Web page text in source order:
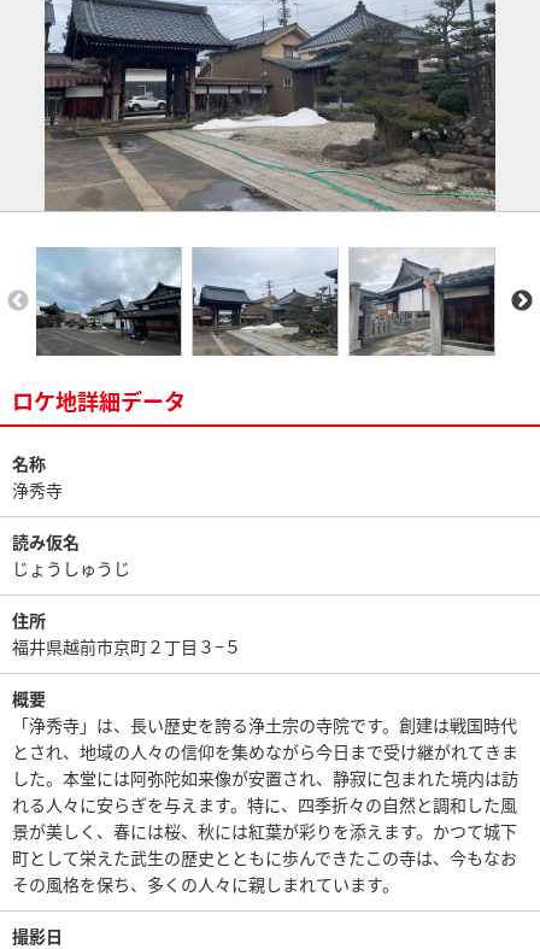
ロケ地詳細データ
名称
浄秀寺
読み仮名
じょうしゅうじ
住所
福井県越前市京町２丁目３−５
概要
「浄秀寺」は、長い歴史を誇る浄土宗の寺院です。創建は戦国時代
とされ、地域の人々の信仰を集めながら今日まで受け継がれてきま
した。本堂には阿弥陀如来像が安置され、静寂に包まれた境内は訪
れる人々に安らぎを与えます。特に、四季折々の自然と調和した風
景が美しく、春には桜、秋には紅葉が彩りを添えます。かつて城下
町として栄えた武生の歴史とともに歩んできたこの寺は、今もなお
その風格を保ち、多くの人々に親しまれています。
撮影日